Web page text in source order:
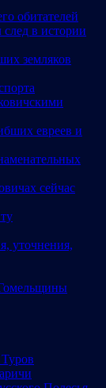
обитателей
в истории
земляков
евреев и
сейчас
уточнения,